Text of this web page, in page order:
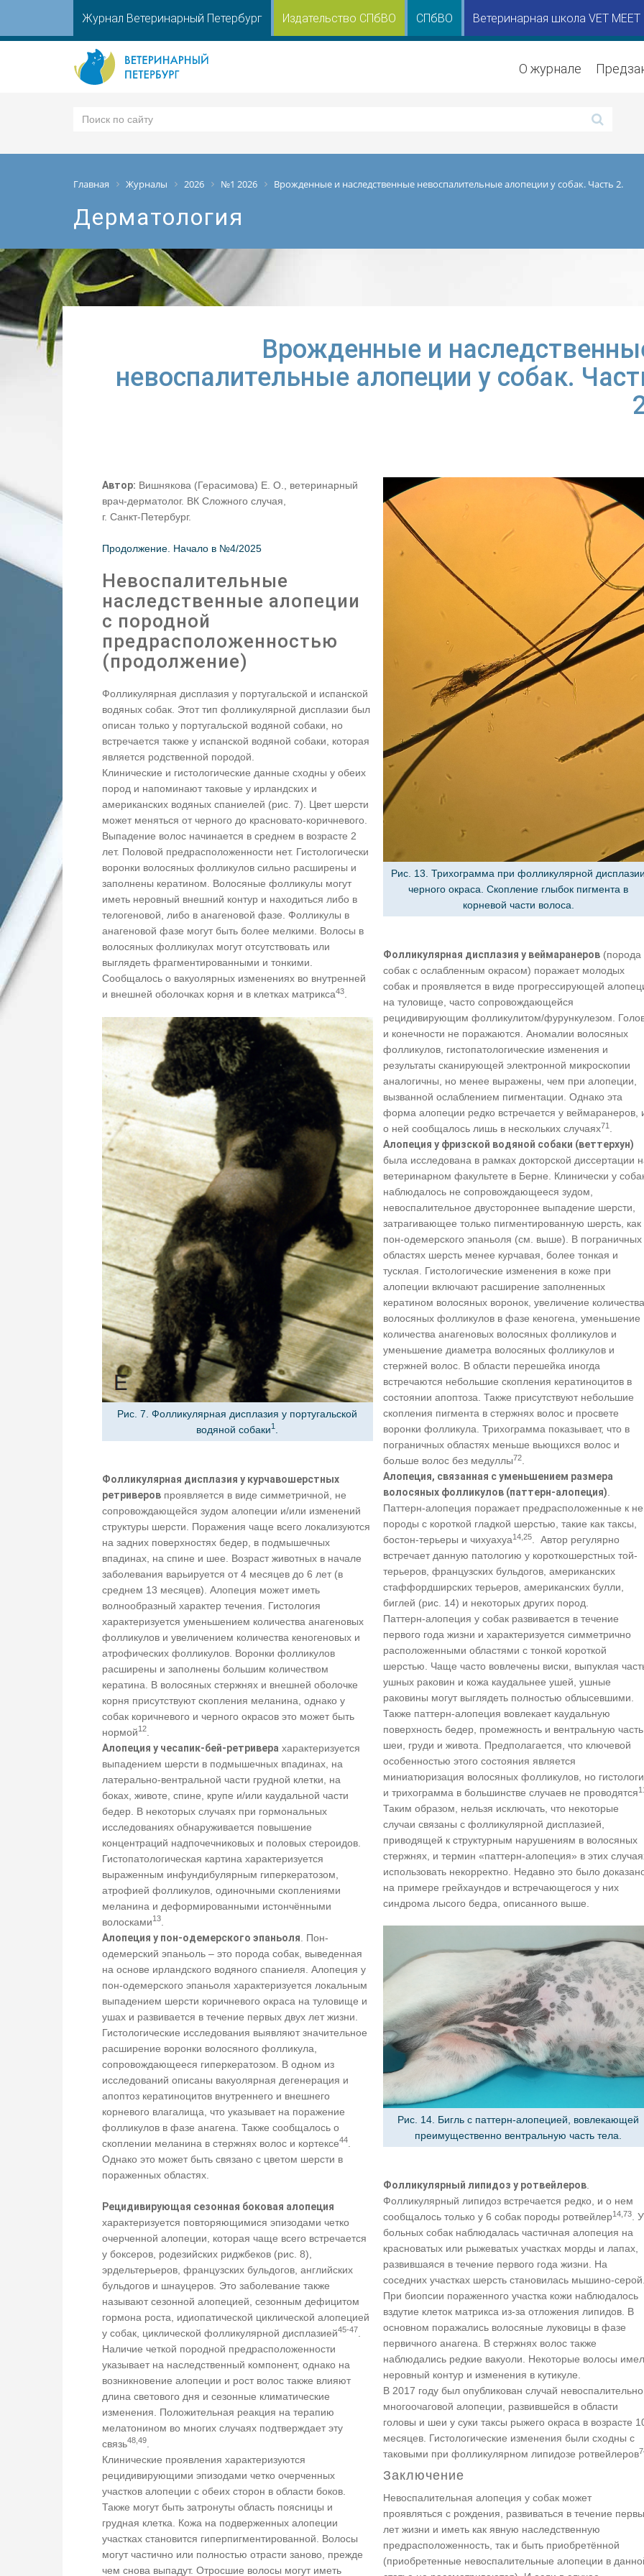
Журнал Ветеринарный Петербург Издательство СПбВО СПбВО Ветеринарная школа VET MEET
О журнале
Главная Журналы 2026 №1 2026 Врожденные и наследственные невоспалительные алопеции у собак. Часть 2.
Дерматология
Врожденные и
невоспалительные алопеции у собак.
Автор: Вишнякова (Герасимова) Е. О., ветеринарный
врач-дерматолог. ВК Сложного случая,
г. Санкт-Петербург.
Продолжение. Начало в №4/2025
Невоспалительные
наследственные алопеции
с породной
предрасположенностью
(продолжение)
Фолликулярная дисплазия у португальской и испанской
водяных собак. Этот тип фолликулярной дисплазии был
описан только у португальской водяной собаки, но
встречается также у испанской водяной собаки, которая
является родственной породой.
Клинические и гистологические данные сходны у обеих
пород и напоминают таковые у ирландских и
американских водяных спаниелей (рис. 7). Цвет шерсти
может меняться от черного до красновато-коричневого.
Выпадение волос начинается в среднем в возрасте 2
лет. Половой предрасположенности нет. Гистологически
воронки волосяных фолликулов сильно расширены и
заполнены кератином. Волосяные фолликулы могут
иметь неровный внешний контур и находиться либо в
телогеновой, либо в анагеновой фазе. Фолликулы в
анагеновой фазе могут быть более мелкими. Волосы в
волосяных фолликулах могут отсутствовать или
выглядеть фрагментированными и тонкими.
Сообщалось о вакуолярных изменениях во внутренней
и внешней оболочках корня и в клетках матрикса43
Рис. 7. Фолликулярная дисплазия у португальской
водяной собаки1
Фолликулярная дисплазия у курчавошерстных
ретриверов проявляется в виде симметричной, не
сопровождающейся зудом алопеции и/или изменений
структуры шерсти. Поражения чаще всего локализуются
на задних поверхностях бедер, в подмышечных
впадинах, на спине и шее. Возраст животных в начале
заболевания варьируется от 4 месяцев до 6 лет (в
среднем 13 месяцев). Алопеция может иметь
волнообразный характер течения. Гистология
характеризуется уменьшением количества анагеновых
фолликулов и увеличением количества кеногеновых и
атрофических фолликулов. Воронки фолликулов
расширены и заполнены большим количеством
кератина. В волосяных стержнях и внешней оболочке
корня присутствуют скопления меланина, однако у
собак коричневого и черного окрасов это может быть
нормой12
Алопеция у чесапик-бей-ретривера характеризуется
выпадением шерсти в подмышечных впадинах, на
латерально-вентральной части грудной клетки, на
боках, животе, спине, крупе и/или каудальной части
бедер. В некоторых случаях при гормональных
исследованиях обнаруживается повышение
концентраций надпочечниковых и половых стероидов.
Гистопатологическая картина характеризуется
выраженным инфундибулярным гиперкератозом,
атрофией фолликулов, одиночными скоплениями
меланина и деформированными истончёнными
волосками13
Алопеция у пон-одемерского эпаньоля . Пон-
одемерский эпаньоль – это порода собак, выведенная
на основе ирландского водяного спаниеля. Алопеция у
пон-одемерского эпаньоля характеризуется локальным
выпадением шерсти коричневого окраса на туловище и
ушах и развивается в течение первых двух лет жизни.
Гистологические исследования выявляют значительное
расширение воронки волосяного фолликула,
сопровождающееся гиперкератозом. В одном из
исследований описаны вакуолярная дегенерация и
апоптоз кератиноцитов внутреннего и внешнего
корневого влагалища, что указывает на поражение
фолликулов в фазе анагена. Также сообщалось о
скоплении меланина в стержнях волос и кортексе44
Однако это может быть связано с цветом шерсти в
пораженных областях.
Рецидивирующая сезонная боковая алопеция
характеризуется повторяющимися эпизодами четко
очерченной алопеции, которая чаще всего встречается
у боксеров, родезийских риджбеков (рис. 8),
эрдельтерьеров, французских бульдогов, английских
бульдогов и шнауцеров. Это заболевание также
называют сезонной алопецией, сезонным дефицитом
гормона роста, идиопатической циклической алопецией
у собак, циклической фолликулярной дисплазией45-47
Наличие четкой породной предрасположенности
указывает на наследственный компонент, однако на
возникновение алопеции и рост волос также влияют
длина светового дня и сезонные климатические
изменения. Положительная реакция на терапию
мелатонином во многих случаях подтверждает эту
связь48,49
Клинические проявления характеризуются
рецидивирующими эпизодами четко очерченных
участков алопеции с обеих сторон в области боков.
Также могут быть затронуты область поясницы и
грудная клетка. Кожа на подверженных алопеции
участках становится гиперпигментированной. Волосы
могут частично или полностью отрасти заново, прежде
чем снова выпадут. Отросшие волосы могут иметь
Рис. 13. Трихограмма при фолликулярной
черного окраса. Скопление глыбок пигмента в
корневой части волоса.
Фолликулярная дисплазия у веймаранеров(порода
собак с ослабленным окрасом) поражает молодых
собак и проявляется в виде прогрессирующей
на туловище, часто сопровождающейся
рецидивирующим фолликулитом/фурункулезом.
и конечности не поражаются. Аномалии волосяных
фолликулов, гистопатологические изменения и
результаты сканирующей электронной микроскопии
аналогичны, но менее выражены, чем при алопеции,
вызванной ослаблением пигментации. Однако эта
форма алопеции редко встречается у веймаранеров,
о ней сообщалось лишь в нескольких случаях71.
Алопеция у фризской водяной собаки (веттерхун)
была исследована в рамках докторской диссертации
ветеринарном факультете в Берне. Клинически у
наблюдалось не сопровождающееся зудом,
невоспалительное двустороннее выпадение шерсти,
затрагивающее только пигментированную шерсть, как
пон-одемерского эпаньоля (см. выше). В пограничных
областях шерсть менее курчавая, более тонкая и
тусклая. Гистологические изменения в коже при
алопеции включают расширение заполненных
кератином волосяных воронок, увеличение количества
волосяных фолликулов в фазе кеногена, уменьшение
количества анагеновых волосяных фолликулов и
уменьшение диаметра волосяных фолликулов и
стержней волос. В области перешейка иногда
встречаются небольшие скопления кератиноцитов в
состоянии апоптоза. Также присутствуют небольшие
скопления пигмента в стержнях волос и просвете
воронки фолликула. Трихограмма показывает, что в
пограничных областях меньше вьющихся волос и
больше волос без медуллы72.
Алопеция, связанная с уменьшением размера
волосяных фолликулов (паттерн-алопеция).
Паттерн-алопеция поражает предрасположенные к
породы с короткой гладкой шерстью, такие как таксы,
бостон-терьеры и чихуахуа14,25. Автор регулярно
встречает данную патологию у короткошерстных той-
терьеров, французских бульдогов, американских
стаффордширских терьеров, американских булли,
биглей (рис. 14) и некоторых других пород.
Паттерн-алопеция у собак развивается в течение
первого года жизни и характеризуется симметрично
расположенными областями с тонкой короткой
шерстью. Чаще часто вовлечены виски, выпуклая
ушных раковин и кожа каудальнее ушей, ушные
раковины могут выглядеть полностью облысевшими.
Также паттерн-алопеция вовлекает каудальную
поверхность бедер, промежность и вентральную часть
шеи, груди и живота. Предполагается, что ключевой
особенностью этого состояния является
миниатюризация волосяных фолликулов, но
и трихограмма в большинстве случаев не проводятся
Таким образом, нельзя исключать, что некоторые
случаи связаны с фолликулярной дисплазией,
приводящей к структурным нарушениям в волосяных
стержнях, и термин «паттерн-алопеция» в этих
использовать некорректно. Недавно это было
на примере грейхаундов и встречающегося у них
синдрома лысого бедра, описанного выше.
Рис. 14. Бигль с паттерн-алопецией, вовлекающей
преимущественно вентральную часть тела.
Фолликулярный липидоз у ротвейлеров.
Фолликулярный липидоз встречается редко, и о нем
сообщалось только у 6 собак породы ротвейлер14,73. У
больных собак наблюдалась частичная алопеция на
красноватых или рыжеватых участках морды и лапах,
развившаяся в течение первого года жизни. На
соседних участках шерсть становилась мышино-
При биопсии пораженного участка кожи наблюдалось
вздутие клеток матрикса из-за отложения липидов. В
основном поражались волосяные луковицы в фазе
первичного анагена. В стержнях волос также
наблюдались редкие вакуоли. Некоторые волосы
неровный контур и изменения в кутикуле.
В 2017 году был опубликован случай
многоочаговой алопеции, развившейся в области
головы и шеи у суки таксы рыжего окраса в возрасте
месяцев. Гистологические изменения были сходны с
таковыми при фолликулярном липидозе ротвейлеров
Заключение
Невоспалительная алопеция у собак может
проявляться с рождения, развиваться в течение
лет жизни и иметь как явную наследственную
предрасположенность, так и быть приобретённой
(приобретенные невоспалительные алопеции в